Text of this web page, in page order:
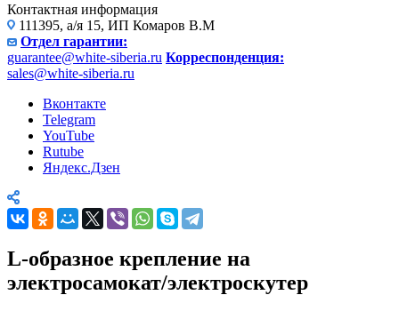
Контактная информация
111395, а/я 15, ИП Комаров В.М
Отдел гарантии:
guarantee@white-siberia.ru Корреспонденция:
sales@white-siberia.ru
Вконтакте
Telegram
YouTube
Rutube
Яндекс.Дзен
L-образное крепление на
электросамокат/электроскутер